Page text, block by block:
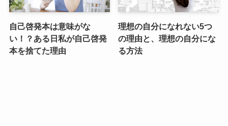
自己啓発本は意味がな
い！？ある日私が自己啓発
本を捨てた理由
理想の自分になれない5つ
の理由と、理想の自分にな
る方法